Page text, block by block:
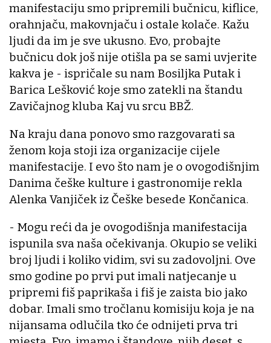
manifestaciju smo pripremili bučnicu, kiflice,
orahnjaču, makovnjaču i ostale kolače. Kažu
ljudi da im je sve ukusno. Evo, probajte
bučnicu dok još nije otišla pa se sami uvjerite
kakva je - ispričale su nam Bosiljka Putak i
Barica Lešković koje smo zatekli na štandu
Zavičajnog kluba Kaj vu srcu BBŽ.
Na kraju dana ponovo smo razgovarati sa
ženom koja stoji iza organizacije cijele
manifestacije. I evo što nam je o ovogodišnjim
Danima češke kulture i gastronomije rekla
Alenka Vanjiček iz Češke besede Končanica.
- Mogu reći da je ovogodišnja manifestacija
ispunila sva naša očekivanja. Okupio se veliki
broj ljudi i koliko vidim, svi su zadovoljni. Ove
smo godine po prvi put imali natjecanje u
pripremi fiš paprikaša i fiš je zaista bio jako
dobar. Imali smo tročlanu komisiju koja je na
nijansama odlučila tko će odnijeti prva tri